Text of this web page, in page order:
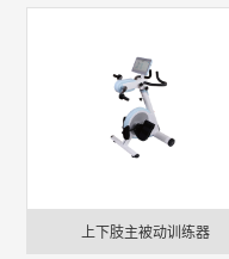
疗养院一般配备各种生理
设备以及适合使用自然疗
等）的各种设备条件和最
（四）主要手段不同
上下肢主被动训练器